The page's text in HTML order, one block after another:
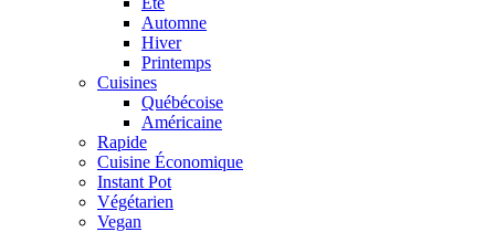
Automne
Hiver
Printemps
Cuisines
Québécoise
Américaine
Rapide
Cuisine Économique
Instant Pot
Végétarien
Vegan